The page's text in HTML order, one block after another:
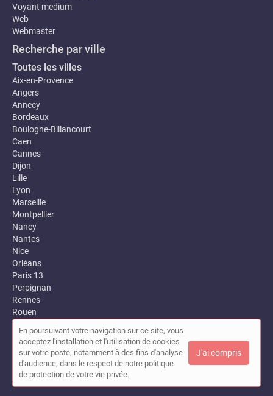
Voyant medium
Web
Webmaster
Recherche par ville
Toutes les villes
Aix-en-Provence
Angers
Annecy
Bordeaux
Boulogne-Billancourt
Caen
Cannes
Dijon
Lille
Lyon
Marseille
Montpellier
Nancy
Nantes
Nice
Orléans
Paris 13
Perpignan
Rennes
Rouen
Toulon
Toulouse
Versailles
En poursuivant votre navigation sur ce site, vous
acceptez l'installation et l'utilisation de cookies
sur votre poste, notamment à des fins d'analyse
d'audience, dans le respect de notre politique
de protection de votre vie privée.
J'ai compris